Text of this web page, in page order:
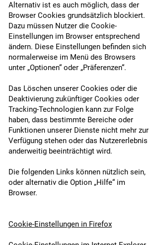
Alternativ ist es auch möglich, dass der
Browser Cookies grundsätzlich blockiert.
Dazu müssen Nutzer die Cookie-
Einstellungen im Browser entsprechend
ändern. Diese Einstellungen befinden sich
normalerweise im Menü des Browsers
unter „Optionen“ oder „Präferenzen“.
Das Löschen unserer Cookies oder die
Deaktivierung zukünftiger Cookies oder
Tracking-Technologien kann zur Folge
haben, dass bestimmte Bereiche oder
Funktionen unserer Dienste nicht mehr zur
Verfügung stehen oder das Nutzererlebnis
anderweitig beeinträchtigt wird.
Die folgenden Links können nützlich sein,
oder alternativ die Option „Hilfe“ im
Browser.
Cookie-Einstellungen in Firefox